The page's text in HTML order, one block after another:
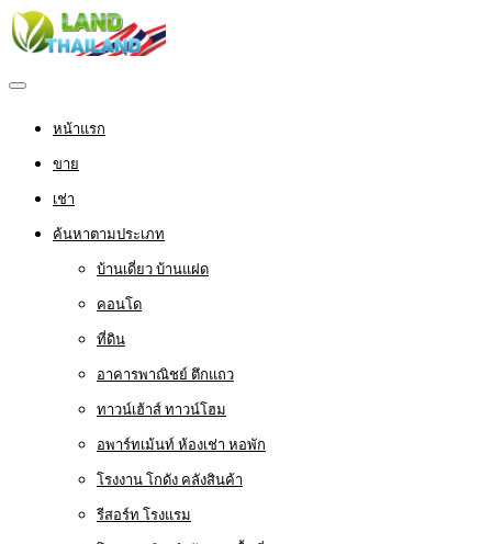
หน้าแรก
ขาย
เช่า
ค้นหาตามประเภท
บ้านเดี่ยว บ้านแฝด
คอนโด
ที่ดิน
อาคารพาณิชย์ ตึกแถว
ทาวน์เฮ้าส์ ทาวน์โฮม
อพาร์ทเม้นท์ ห้องเช่า หอพัก
โรงงาน โกดัง คลังสินค้า
รีสอร์ท โรงแรม